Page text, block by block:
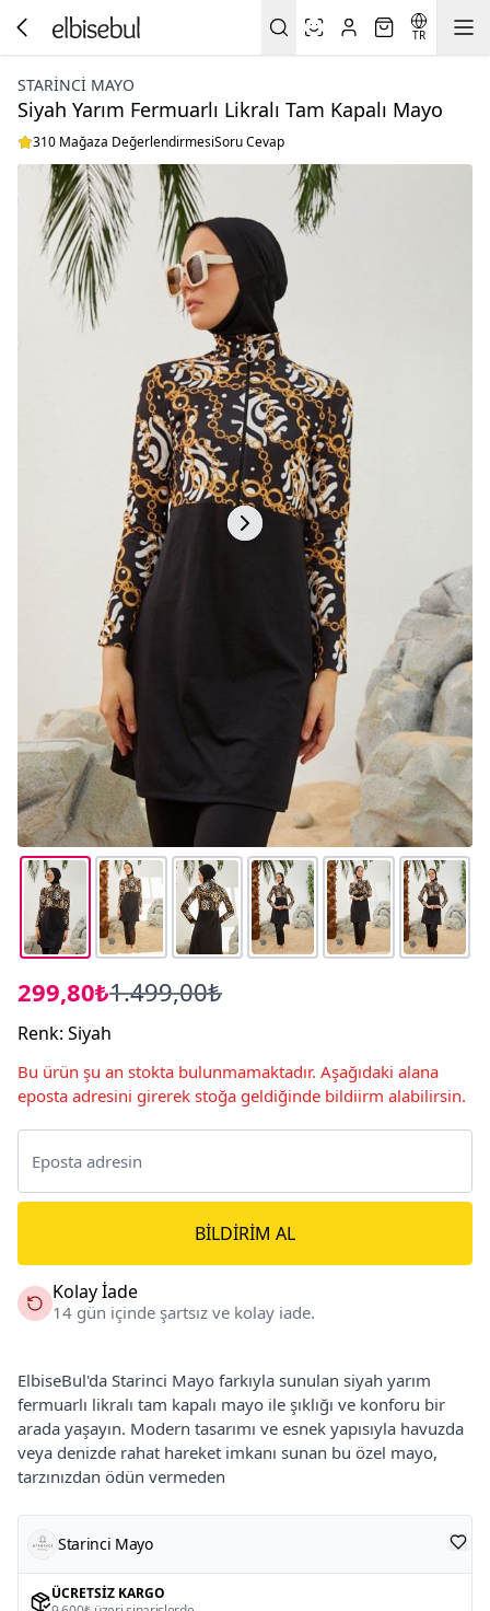
TR
STARINCI MAYO
Siyah Yarım Fermuarlı Likralı Tam Kapalı Mayo
310 Mağaza DeğerlendirmesiSoru Cevap
299,80₺1.499,00₺
Renk: Siyah
Bu ürün şu an stokta bulunmamaktadır. Aşağıdaki alana
eposta adresini girerek stoğa geldiğinde bildiirm alabilirsin.
BILDIRIM AL
Kolay İade
14 gün içinde şartsız ve kolay iade.
ElbiseBul'da Starinci Mayo farkıyla sunulan siyah yarım
fermuarlı likralı tam kapalı mayo ile şıklığı ve konforu bir
arada yaşayın. Modern tasarımı ve esnek yapısıyla havuzda
veya denizde rahat hareket imkanı sunan bu özel mayo,
tarzınızdan ödün vermeden
Starinci Mayo
ÜCRETSIZ KARGO